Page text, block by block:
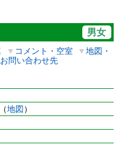
男女
▼ コメント・空室 ▼地図・
お問い合わせ先
地図 ）